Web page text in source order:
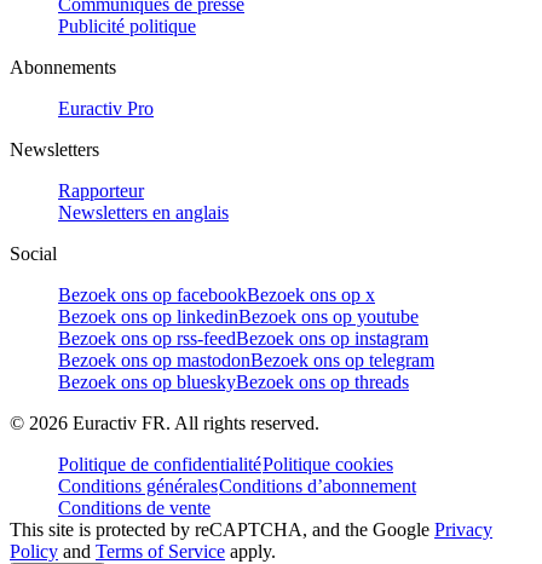
Communiqués de presse
Publicité politique
Abonnements
Euractiv Pro
Newsletters
Rapporteur
Newsletters en anglais
Social
Bezoek ons op facebookBezoek ons op x
Bezoek ons op linkedinBezoek ons op youtube
Bezoek ons op rss-feedBezoek ons op instagram
Bezoek ons op mastodonBezoek ons op telegram
Bezoek ons op blueskyBezoek ons op threads
© 2026 Euractiv FR. All rights reserved.
Politique de confidentialitéPolitique cookies
Conditions généralesConditions d’abonnement
Conditions de vente
This site is protected by reCAPTCHA, and the Google Privacy
Policy and Terms of Service apply.